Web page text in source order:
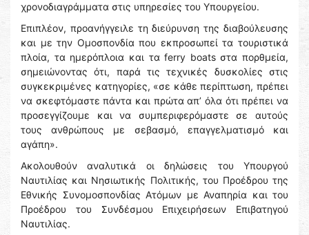
χρονοδιαγράμματα στις υπηρεσίες του Υπουργείου.
Επιπλέον, προανήγγειλε τη διεύρυνση της διαβούλευσης
και με την Ομοσπονδία που εκπροσωπεί τα τουριστικά
πλοία, τα ημερόπλοια και τα ferry boats στα πορθμεία,
σημειώνοντας ότι, παρά τις τεχνικές δυσκολίες στις
συγκεκριμένες κατηγορίες, «σε κάθε περίπτωση, πρέπει
να σκεφτόμαστε πάντα και πρώτα απ’ όλα ότι πρέπει να
προσεγγίζουμε και να συμπεριφερόμαστε σε αυτούς
τους ανθρώπους με σεβασμό, επαγγελματισμό και
αγάπη».
Ακολουθούν αναλυτικά οι δηλώσεις του Υπουργού
Ναυτιλίας και Νησιωτικής Πολιτικής, του Προέδρου της
Εθνικής Συνομοσπονδίας Ατόμων με Αναπηρία και του
Προέδρου του Συνδέσμου Επιχειρήσεων Επιβατηγού
Ναυτιλίας.